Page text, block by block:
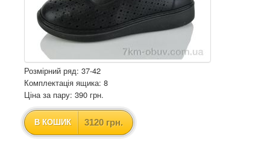
Розмірний ряд: 37-42
Комплектація ящика: 8
Ціна за пару: 390 грн.
В КОШИК 3120 грн.